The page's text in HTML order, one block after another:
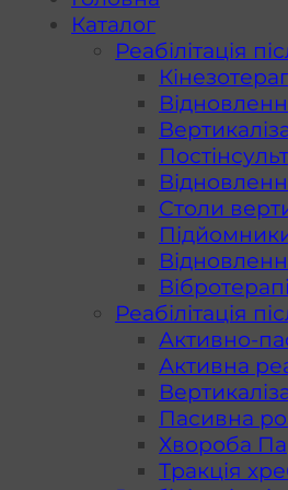
Каталог
Реабілітація
Столи
Реабілітація
Активно-
Активна
Пасивна
Хвороба
Тракція